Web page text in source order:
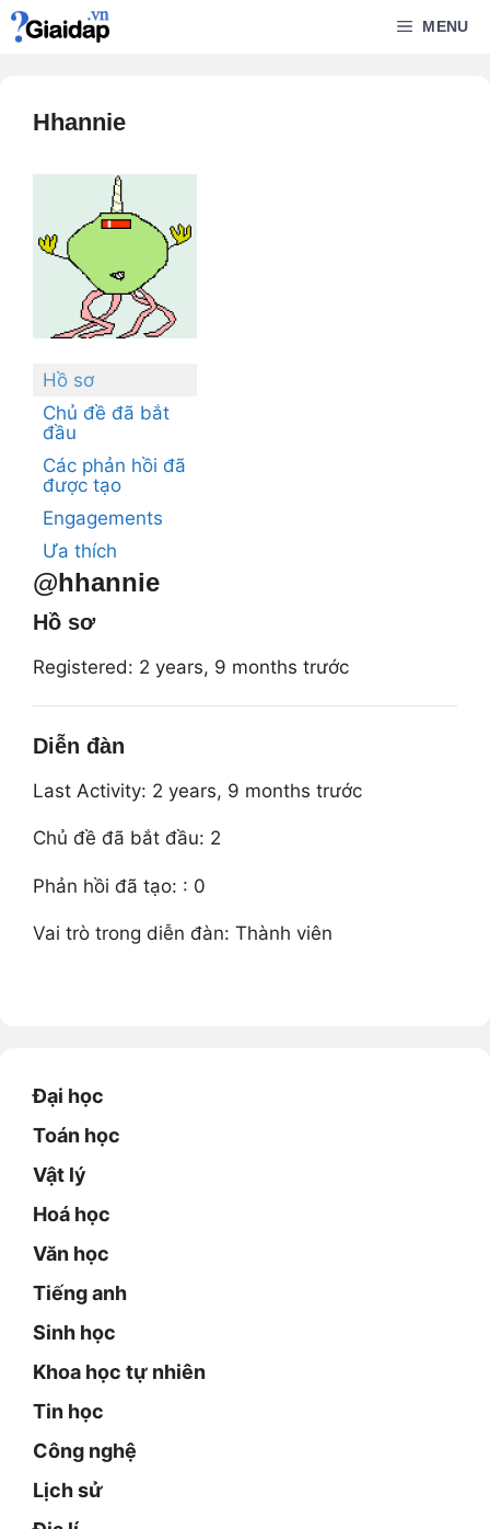
Chuyển
đến
MENU
Hhannie
Hồ sơ
Chủ đề đã bắt
đầu
Các phản hồi đã
được tạo
Engagements
Ưa thích
@hhannie
Hồ sơ
Registered: 2 years, 9 months trước
Diễn đàn
Last Activity: 2 years, 9 months trước
Chủ đề đã bắt đầu: 2
Phản hồi đã tạo: : 0
Vai trò trong diễn đàn: Thành viên
Đại học
Toán học
Vật lý
Hoá học
Văn học
Tiếng anh
Sinh học
Khoa học tự nhiên
Tin học
Công nghệ
Lịch sử